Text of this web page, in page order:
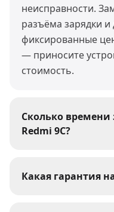
неисправности.
разъёма зарядки и
фиксированные
— приносите
стоимость.
Сколько
Redmi 9C?
выполняем за 30-
Какая гарантия